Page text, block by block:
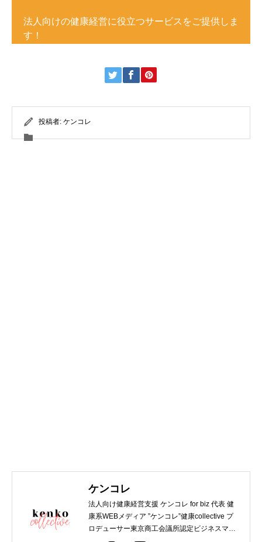
法人向けの健康経営に役立つサービスをご提供しま
す！
投稿者: ケンコレ
ケンコレ
法人向け健康経営支援 ケンコレ for biz 代表 健
康系WEBメディア ”ケンコレ”健康collective プ
ロデューサー東京商工会議所認定ビジネスマネ